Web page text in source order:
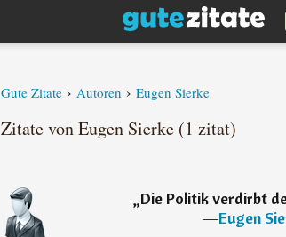
Gute Zitate › Autoren › Eugen Sierke
Zitate von Eugen Sierke (1 zitat)
„Die Politik verdirbt
―Eugen